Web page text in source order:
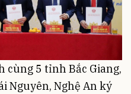
cùng 5 tỉnh Bắc Giang,
Nguyên, Nghệ An ký